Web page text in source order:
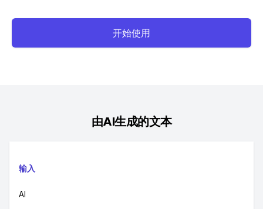
开始使用
由AI生成的文本
输入
AI